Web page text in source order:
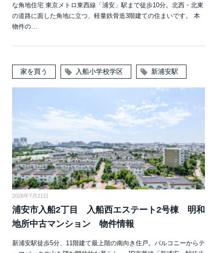
な角地住宅 東京メトロ東西線「浦安」駅まで徒歩10分。北西・北東
の道路に面した角地に立つ、軽量鉄骨造3階建ての住まいです。 本
物件の…
家を買う 入船小学校学区 新浦安駅
2026年7月21日
浦安市入船2丁目 入船西エステート2号棟 明和
地所中古マンション 物件情報
新浦安駅徒歩5分、11階建て最上階の南向き住戸。バルコニーからテ